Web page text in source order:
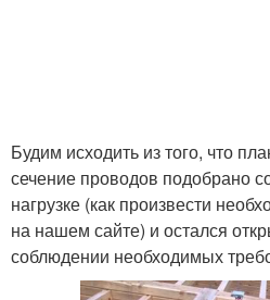
Будим исходить из того, что
сечение проводов подобрано
нагрузке (как произвести
на нашем сайте) и остался
соблюдении необходимых